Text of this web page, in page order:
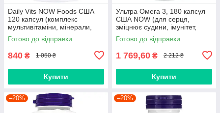
Daily Vits NOW Foods США
120 капсул (комплекс
мультивітаміни, мінерали,
вітаміни, імунітет, віруси,
лютеїн)
Готово до відправки
840 ₴ 1 050 ₴
Купити
Ультра Омега 3, 180 капсул
США NOW (для серця,
зміцнює судини, імунітет,
холестерин, алергія, рани,
акне)
Готово до відправки
1 769,60 ₴ 2 212 ₴
Купити
–20% –20%